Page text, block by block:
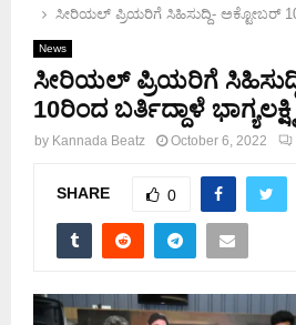
ಸೀರಿಯಲ್ ಪ್ರಿಯರಿಗೆ ಸಿಹಿಸುದ್ದಿ- ಅಕ್ಟೋಬರ್
News
ಸೀರಿಯಲ್ ಪ್ರಿಯರಿಗೆ
10ರಿಂದ ಬರ್ತಿದ್ದಾಳೆ
by Kannada Beatz October 6, 2022
SHARE 0